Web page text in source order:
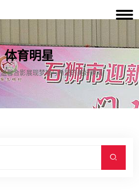
体育明星
馨合影展现梦想与希望的美好瞬间